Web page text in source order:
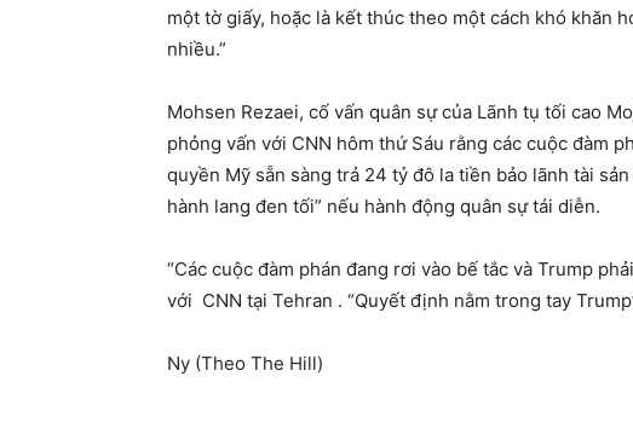
một tờ giấy, hoặc là kết thúc theo một cách khó khăn
nhiều.”
Mohsen Rezaei, cố vấn quân sự của Lãnh tụ tối cao
phỏng vấn với CNN hôm thứ Sáu rằng các cuộc đàm
quyền Mỹ sẵn sàng trả 24 tỷ đô la tiền bảo lãnh tài
hành lang đen tối” nếu hành động quân sự tái diễn.
“Các cuộc đàm phán đang rơi vào bế tắc và Trump
với CNN tại Tehran . “Quyết định nằm trong tay
Ny (Theo The Hill)